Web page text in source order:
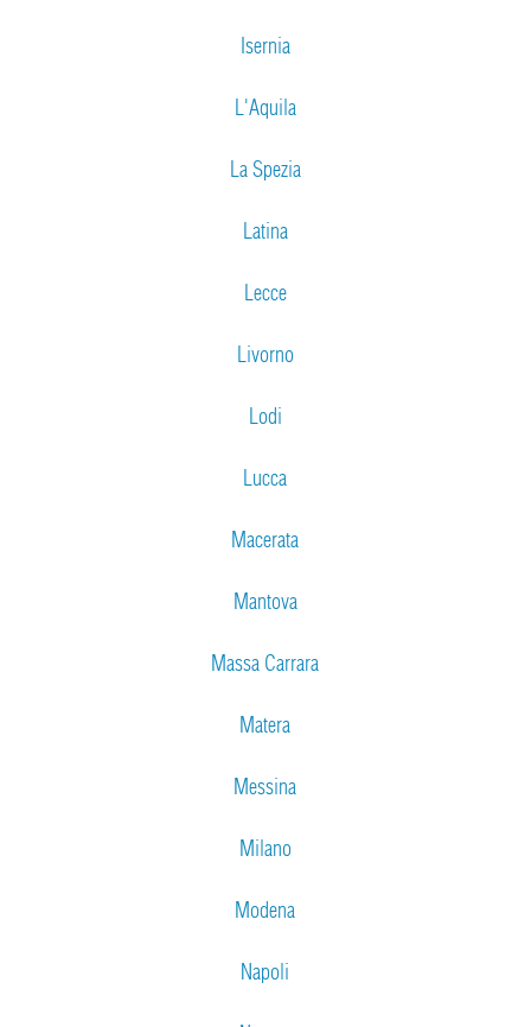
Isernia
L'Aquila
La Spezia
Latina
Lecce
Livorno
Lodi
Lucca
Macerata
Mantova
Massa Carrara
Matera
Messina
Milano
Modena
Napoli